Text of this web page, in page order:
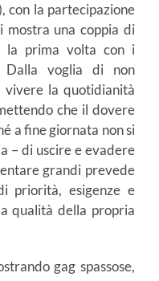
con la partecipazione
mostra una coppia di
la prima volta con i
Dalla voglia di non
vivere la quotidianità
che il dovere
a fine giornata non si
– di uscire e evadere
grandi prevede
priorità, esigenze e
qualità della propria
gag spassose,